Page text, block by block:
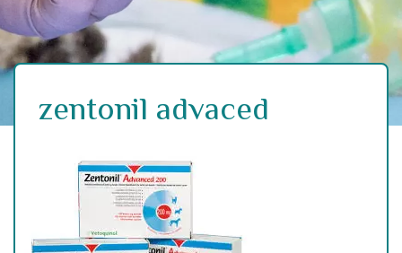
zentonil advaced